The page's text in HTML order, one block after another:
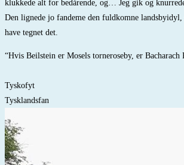
klukkede alt for bedårende, og… Jeg gik og
Den lignede jo fandeme den fuldkomne
have tegnet det.
“Hvis Beilstein er Mosels torneroseby, er Bacharach
Tyskofyt
Tysklandsfan